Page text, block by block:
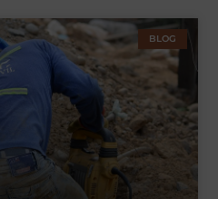
BLOG